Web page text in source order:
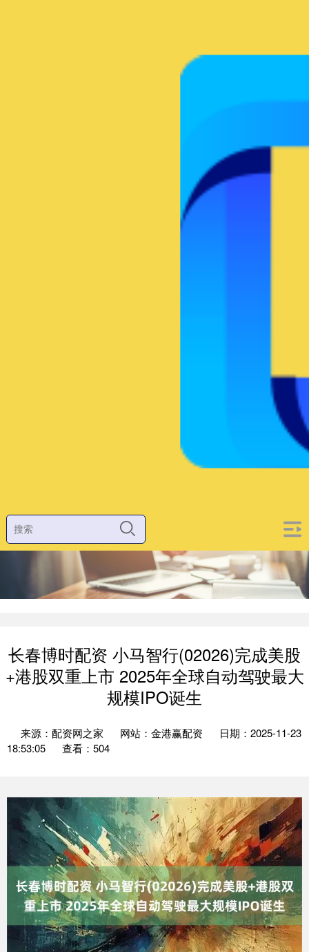
长春博时配资 小马智行(02026)完成美股
+港股双重上市 2025年全球自动驾驶最大
规模IPO诞生
来源：配资网之家 网站：金港赢配资
日期：2025-11-23
18:53:05
查看：504